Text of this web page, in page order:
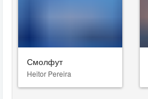
Смолфут
Heitor Pereira